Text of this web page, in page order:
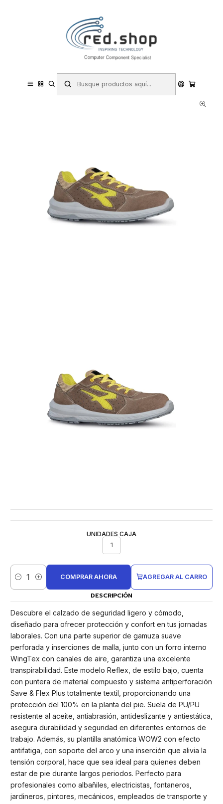
Haga Click Aqui
Hogar y Electrodomésticos Bricolaje
Prevención y Seguridad Ropa de Trabajo Calzado de Seguridad
Zapatos de Seguridad
Upower Reflex S ESD Calzado de Seguridad Ligero - Talla 44 -
Gamuza Perforada, Puntera Compuesta, Antiperforacion Textil,
UNIDADES CAJA
1
Cantidad
AGREGAR AL CARRO
COMPRAR AHORA
DESCRIPCIÓN
Descubre el calzado de seguridad ligero y cómodo,
diseñado para ofrecer protección y confort en tus jornadas
laborales. Con una parte superior de gamuza suave
perforada y inserciones de malla, junto con un forro interno
WingTex con canales de aire, garantiza una excelente
transpirabilidad. Este modelo Reflex, de estilo bajo, cuenta
con puntera de material compuesto y sistema antiperforación
Save & Flex Plus totalmente textil, proporcionando una
protección del 100% en la planta del pie. Suela de PU/PU
resistente al aceite, antiabrasión, antideslizante y antiestática,
asegura durabilidad y seguridad en diferentes entornos de
trabajo. Además, su plantilla anatómica WOW2 con efecto
antifatiga, con soporte del arco y una inserción que alivia la
tensión corporal, hace que sea ideal para quienes deben
estar de pie durante largos periodos. Perfecto para
profesionales como albañiles, electricistas, fontaneros,
jardineros, pintores, mecánicos, empleados de transporte y